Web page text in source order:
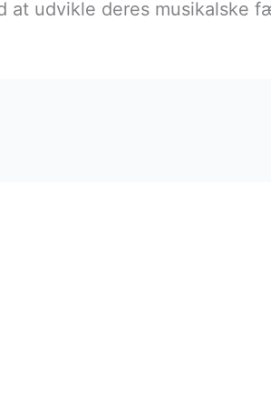
udvikle deres musikalske